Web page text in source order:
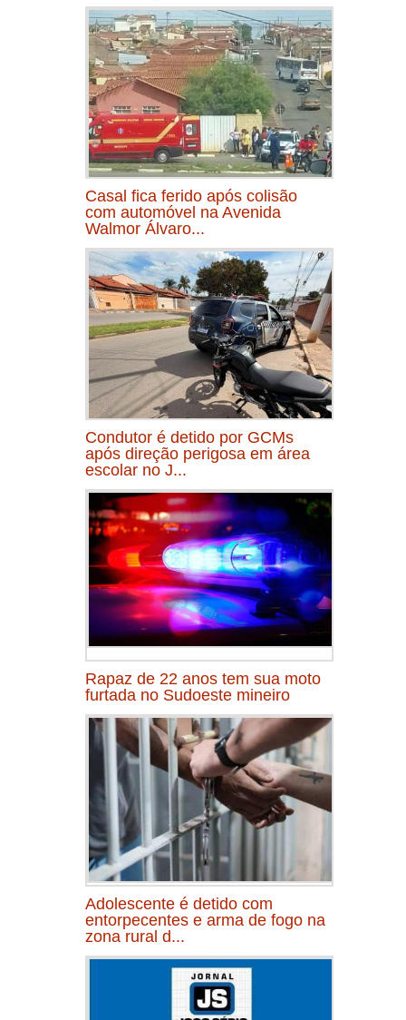
Casal fica ferido após colisão
com automóvel na Avenida
Walmor Álvaro...
Condutor é detido por GCMs
após direção perigosa em área
escolar no J...
Rapaz de 22 anos tem sua moto
furtada no Sudoeste mineiro
Adolescente é detido com
entorpecentes e arma de fogo na
zona rural d...